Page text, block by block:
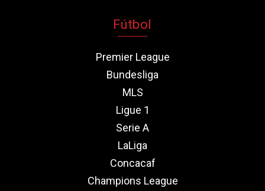
Fútbol
Premier League
Bundesliga
MLS
Ligue 1
Serie A
LaLiga
Concacaf
Champions League